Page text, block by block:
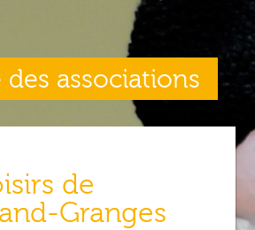
associations
de
Granges